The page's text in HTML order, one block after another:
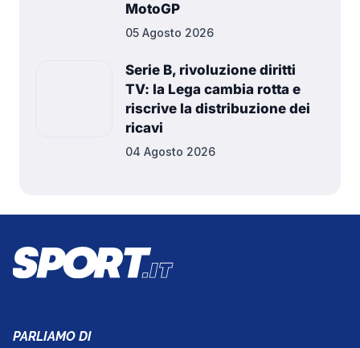
MotoGP
05 Agosto 2026
Serie B, rivoluzione diritti
TV: la Lega cambia rotta e
riscrive la distribuzione dei
ricavi
04 Agosto 2026
PARLIAMO DI